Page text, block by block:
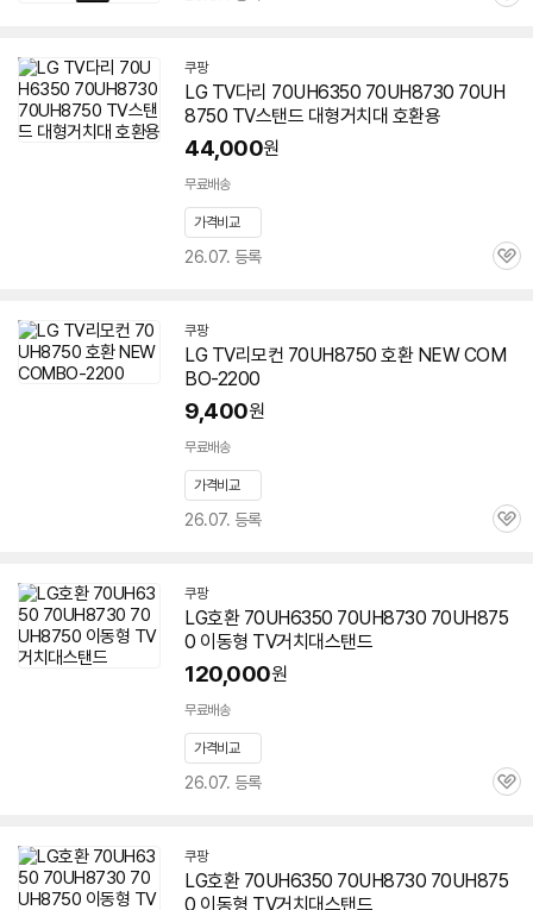
쿠팡
LG TV다리 70UH6350 70UH8730 70UH
8750 TV스탠드 대형거치대 호환용
44,000원
무료배송
가격비교
26.07. 등록
관
쿠팡
LG TV리모컨 70UH8750 호환 NEW COM
BO-2200
9,400원
무료배송
가격비교
26.07. 등록
관
쿠팡
LG호환 70UH6350 70UH8730 70UH875
0 이동형 TV거치대스탠드
120,000원
무료배송
가격비교
26.07. 등록
관
쿠팡
LG호환 70UH6350 70UH8730 70UH875
0 이동형 TV거치대스탠드